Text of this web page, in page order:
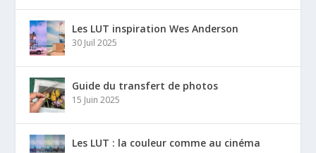
Les LUT inspiration Wes Anderson
30 Juil 2025
Guide du transfert de photos
15 Juin 2025
Les LUT : la couleur comme au cinéma